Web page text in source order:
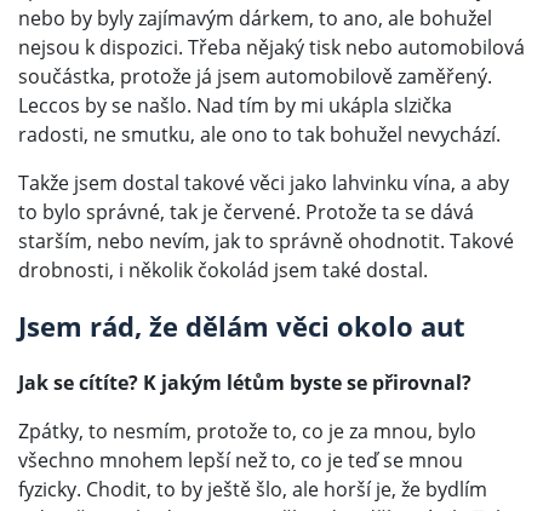
nebo by byly zajímavým dárkem, to ano, ale bohužel
nejsou k dispozici. Třeba nějaký tisk nebo automobilová
součástka, protože já jsem automobilově zaměřený.
Leccos by se našlo. Nad tím by mi ukápla slzička
radosti, ne smutku, ale ono to tak bohužel nevychází.
Takže jsem dostal takové věci jako lahvinku vína, a aby
to bylo správné, tak je červené. Protože ta se dává
starším, nebo nevím, jak to správně ohodnotit. Takové
drobnosti, i několik čokolád jsem také dostal.
Jsem rád, že dělám věci okolo aut
Jak se cítíte? K jakým létům byste se přirovnal?
Zpátky, to nesmím, protože to, co je za mnou, bylo
všechno mnohem lepší než to, co je teď se mnou
fyzicky. Chodit, to by ještě šlo, ale horší je, že bydlím